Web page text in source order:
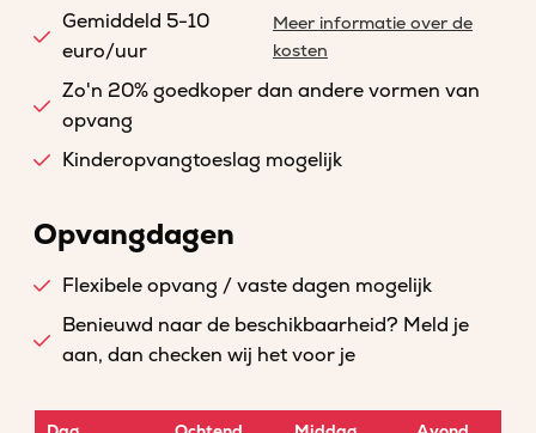
Gemiddeld 5-10
euro/uur
Meer informatie over de
kosten
Zo'n 20% goedkoper dan andere vormen van
opvang
Kinderopvangtoeslag mogelijk
Opvangdagen
Flexibele opvang / vaste dagen mogelijk
Benieuwd naar de beschikbaarheid? Meld je
aan, dan checken wij het voor je